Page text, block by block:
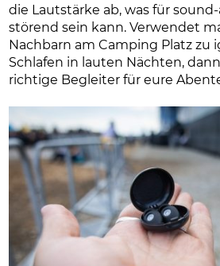
die Lautstärke ab, was für
störend sein kann. Verwendet
Nachbarn am Camping Platz zu
Schlafen in lauten Nächten,
richtige Begleiter für eure